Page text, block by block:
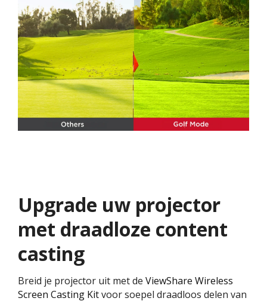
Upgrade uw projector
met draadloze content
casting
Breid je projector uit met de ViewShare Wireless
Screen Casting Kitvoor soepel draadloos delen van